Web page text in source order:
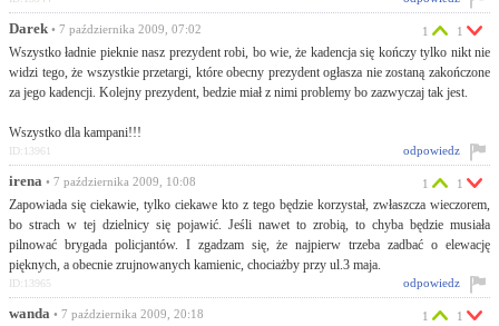
Darek • 7 października 2009, 07:02
Wszystko ładnie pieknie nasz prezydent robi, bo wie, że kadencja się kończy tylko nikt nie
widzi tego, że wszystkie przetargi, które obecny prezydent ogłasza nie zostaną zakończone
za jego kadencji. Kolejny prezydent, bedzie miał z nimi problemy bo zazwyczaj tak jest.
Wszystko dla kampani!!!
1 1
odpowiedz
ID:13961
irena • 7 października 2009, 10:08
Zapowiada się ciekawie, tylko ciekawe kto z tego będzie korzystał, zwłaszcza wieczorem,
bo strach w tej dzielnicy się pojawić. Jeśli nawet to zrobią, to chyba będzie musiała
pilnować brygada policjantów. I zgadzam się, że najpierw trzeba zadbać o elewację
pięknych, a obecnie zrujnowanych kamienic, chociażby przy ul.3 maja.
1 1
odpowiedz
ID:13965
wanda • 7 października 2009, 20:18 1 1